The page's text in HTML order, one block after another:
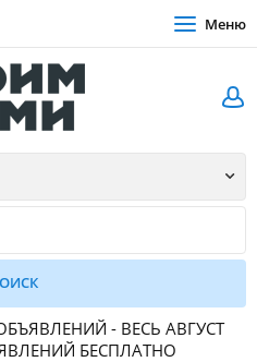
Меню
- ВЕСЬ АВГУСТ
БЕСПЛАТНО